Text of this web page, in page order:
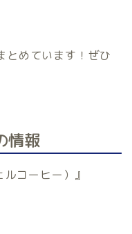
とめています！ぜひ
情報
コーヒー）』